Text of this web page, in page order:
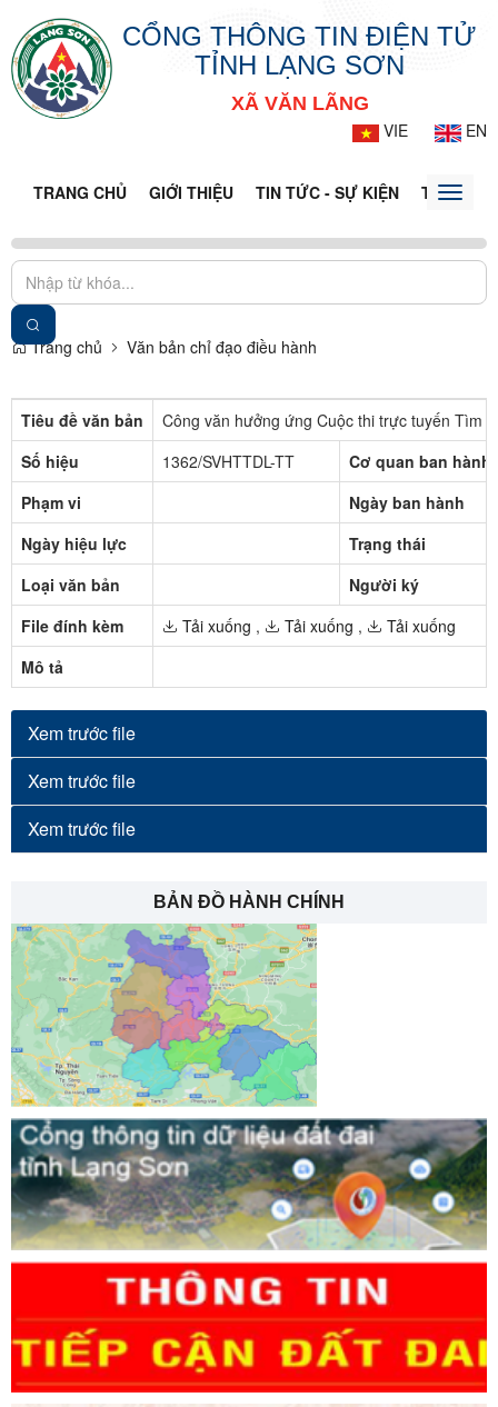
CỔNG THÔNG TIN ĐIỆN TỬ
TỈNH LẠNG SƠN
XÃ VĂN LÃNG
VIE
EN
TRANG CHỦ GIỚI THIỆU TIN TỨC - SỰ KIỆN THÔNG
Toggle
Trang chủ Văn bản chỉ đạo điều hành
Tiêu đề văn bản
Công văn hưởng ứng Cuộc thi trực tuyến Tìm
Số hiệu
1362/SVHTTDL-TT
Cơ quan ban hành
Phạm vi
Ngày ban hành
Ngày hiệu lực
Trạng thái
Loại văn bản
Người ký
File đính kèm
Tải xuống , Tải xuống ,
Tải xuống
Mô tả
Xem trước file
Xem trước file
Xem trước file
BẢN ĐỒ HÀNH CHÍNH